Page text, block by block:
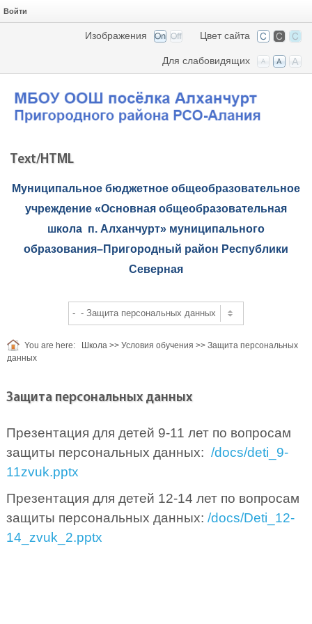
Войти
Цвет сайта
Изображения
Для слабовидящих
Text/HTML
Муниципальное бюджетное общеобразовательное
учреждение «Основная общеобразовательная
школа п. Алханчурт» муниципального
образования–Пригородный район Республики
Северная
You are here: Школа >> Условия обучения >> Защита персональных
данных
Защита персональных данных
Презентация для детей 9-11 лет по вопросам
защиты персональных данных: /docs/deti_9-
11zvuk.pptx
Презентация для детей 12-14 лет по вопросам
защиты персональных данных: /docs/Deti_12-
14_zvuk_2.pptx